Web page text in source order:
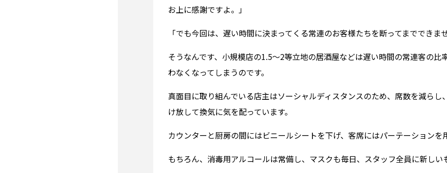
お上に感謝ですよ。」
「でも今回は、遅い時間に決まってくる常連のお客様たちを断ってまでできま
そうなんです、小規模店の1.5～2等立地の居酒屋などは遅い時間の常連客の
わなくなってしまうのです。
真面目に取り組んでいる店主はソーシャルディスタンスのため、席数を減ら
け放して換気に気を配っています。
カウンターと厨房の間にはビニールシートを下げ、客席にはパーテーションを
もちろん、消毒用アルコールは常備し、マスクも毎日、スタッフ全員に新しい